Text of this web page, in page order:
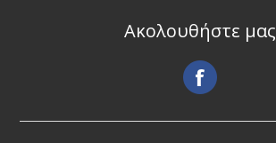
Ακολουθήστε μας